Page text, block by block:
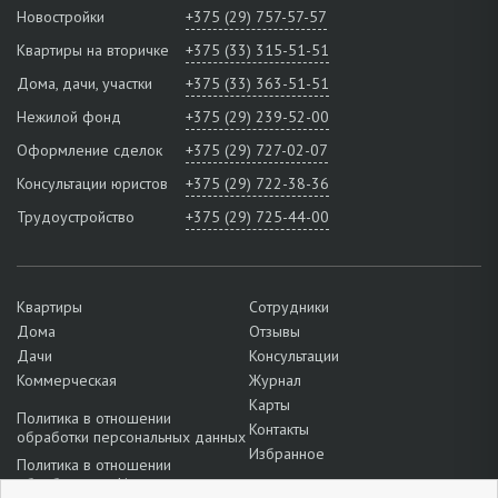
Новостройки
+375 (29) 757-57-57
Квартиры на вторичке
+375 (33) 315-51-51
Дома, дачи, участки
+375 (33) 363-51-51
Нежилой фонд
+375 (29) 239-52-00
Оформление сделок
+375 (29) 727-02-07
Консультации юристов
+375 (29) 722-38-36
Трудоустройство
+375 (29) 725-44-00
Квартиры
Дома
Дачи
Коммерческая
Политика в отношении
обработки персональных данных
Политика в отношении
обработки cookie
Сотрудники
Отзывы
Консультации
Журнал
Карты
Контакты
Избранное